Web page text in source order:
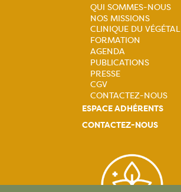
Navigation
principale
QUI SOMMES-NOUS
NOS MISSIONS
CLINIQUE DU VÉGÉTAL
FORMATION
AGENDA
PUBLICATIONS
PRESSE
CGV
CONTACTEZ-NOUS
ESPACE ADHÉRENTS
CONTACTEZ-NOUS